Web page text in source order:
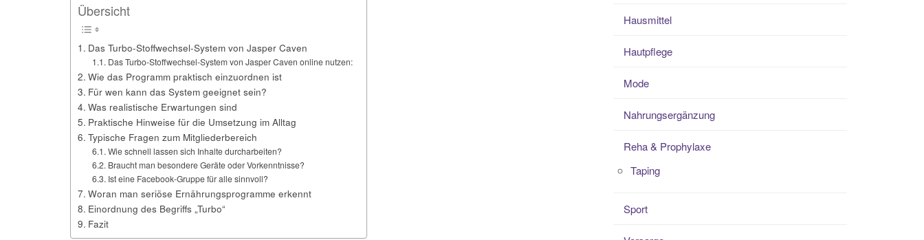
Übersicht
Das Turbo-Stoffwechsel-System von Jasper Caven
Das Turbo-Stoffwechsel-System von Jasper Caven online nutzen:
Wie das Programm praktisch einzuordnen ist
Für wen kann das System geeignet sein?
Was realistische Erwartungen sind
Praktische Hinweise für die Umsetzung im Alltag
Typische Fragen zum Mitgliederbereich
Wie schnell lassen sich Inhalte durcharbeiten?
Braucht man besondere Geräte oder Vorkenntnisse?
Ist eine Facebook-Gruppe für alle sinnvoll?
Woran man seriöse Ernährungsprogramme erkennt
Einordnung des Begriffs „Turbo“
Fazit
Hausmittel
Hautpflege
Mode
Nahrungsergänzung
Reha & Prophylaxe
Taping
Sport